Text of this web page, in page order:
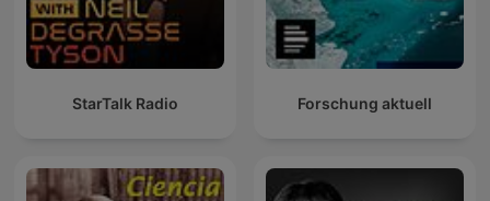
StarTalk Radio Forschung aktuell